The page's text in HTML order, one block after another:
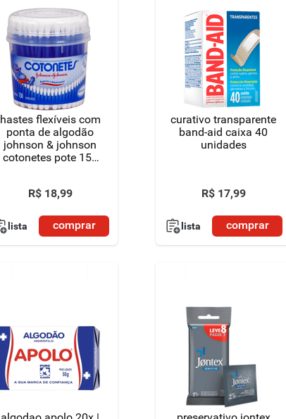
hastes flexíveis com
ponta de algodão
johnson & johnson
cotonetes pote 150
R$ 18,99
lista comprar
curativo transparente
band-aid caixa 40
unidades
R$ 17,99
lista comprar